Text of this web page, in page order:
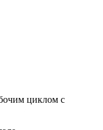
циклом с